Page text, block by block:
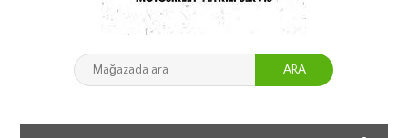
ARA